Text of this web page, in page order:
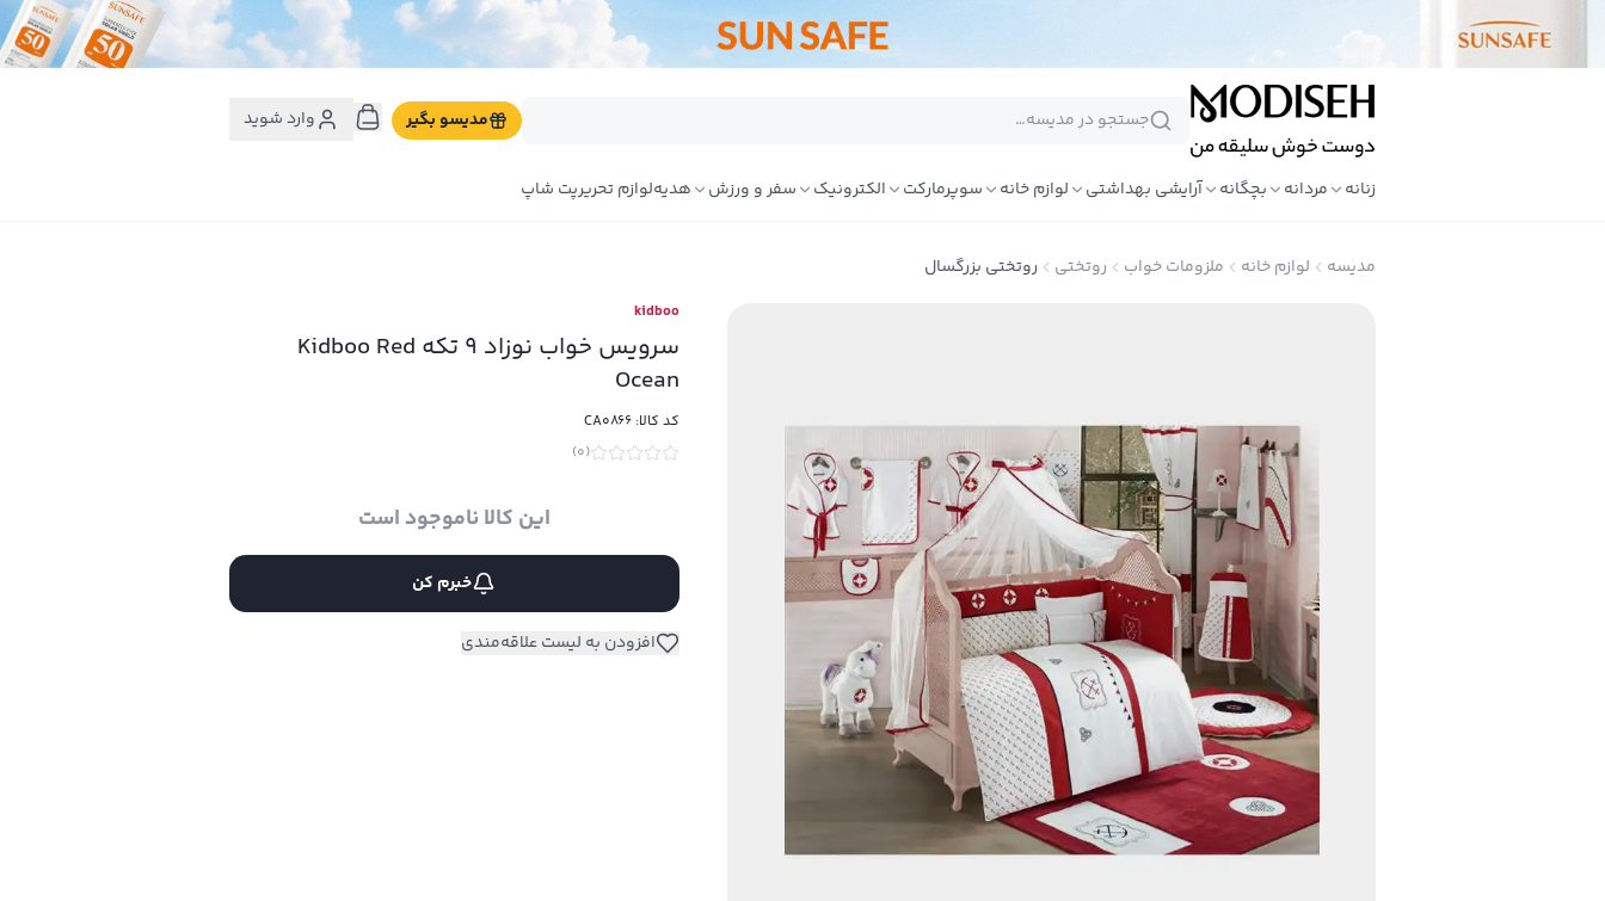
مدیسو بگیر وارد شوید
زنانه مردانه بچگانه آرایشی بهداشتی لوازم خانه سوپرمارکت الکترونیک سفر و ورزش هدیهلوازم تحریرپت شاپ
مدیسه لوازم خانه ملزومات خواب روتختی روتختی بزرگسال
kidboo
سرویس خواب نوزاد 9 تکه Kidboo Red
Ocean
کد کالا:CA0866
(
0
)
این کالا ناموجود است
خبرم کن
افزودن به لیست علاقه‌مندی